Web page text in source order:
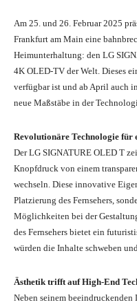
Am 25. und 26. Februar 2025
Frankfurt am Main eine
Heimunterhaltung: den LG
4K OLED-TV der Welt. Dieses
verfügbar ist und ab April auch
neue Maßstäbe in der
Revolutionäre Technologie
Der LG SIGNATURE OLED T
Knopfdruck von einem
wechseln. Diese innovative
Platzierung des Fernsehers,
Möglichkeiten bei der
des Fernsehers bietet ein
würden die Inhalte schweben
Ästhetik trifft auf High-End
Neben seinem